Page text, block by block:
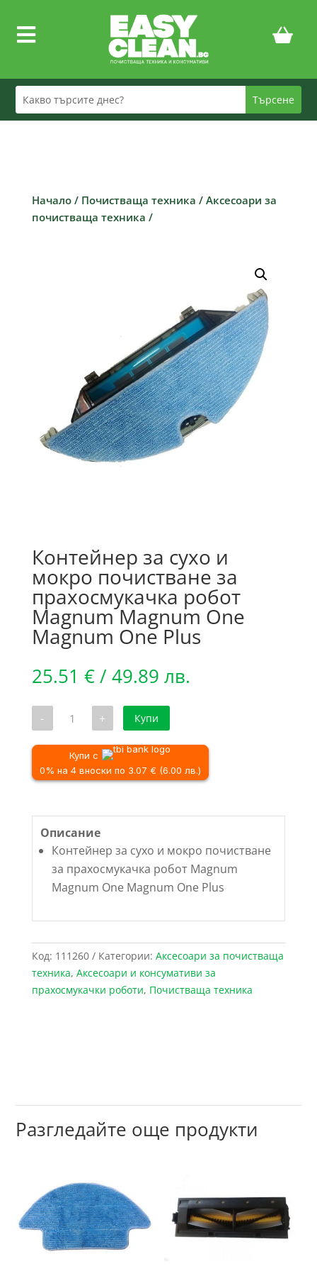

Начало/ Почистваща техника / Аксесоари за
почистваща техника /
Контейнер за сухо и
мокро почистване за
прахосмукачка робот
Magnum Magnum One
Magnum One Plus
25.51 €/ 49.89 лв.
- количество
Контейнер
за
сухо
и
мокро
прахосмукачка
Magnum
Magnum
One
Magnum
One
Plus
+ Купи
Купи с
0% на 4 вноски по 3.07 € (6.00 лв.)
Описание
Контейнер за сухо и мокро почистване
за прахосмукачка робот Magnum
Magnum One Magnum One Plus
Код: 111260 Категории: Аксесоари за почистваща
техника, Аксесоари и консумативи за
прахосмукачки роботи, Почистваща техника
Разгледайте още продукти